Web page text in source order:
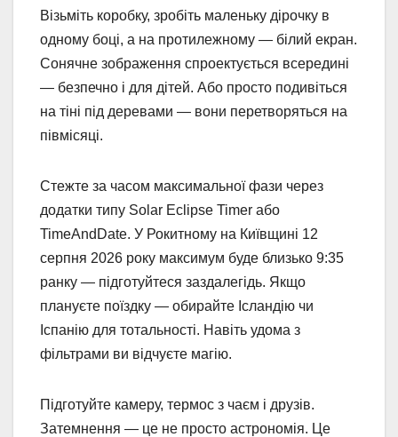
Візьміть коробку, зробіть маленьку дірочку в
одному боці, а на протилежному — білий екран.
Сонячне зображення спроектується всередині
— безпечно і для дітей. Або просто подивіться
на тіні під деревами — вони перетворяться на
півмісяці.
Стежте за часом максимальної фази через
додатки типу Solar Eclipse Timer або
TimeAndDate. У Рокитному на Київщині 12
серпня 2026 року максимум буде близько 9:35
ранку — підготуйтеся заздалегідь. Якщо
плануєте поїздку — обирайте Ісландію чи
Іспанію для тотальності. Навіть удома з
фільтрами ви відчуєте магію.
Підготуйте камеру, термос з чаєм і друзів.
Затемнення — це не просто астрономія. Це